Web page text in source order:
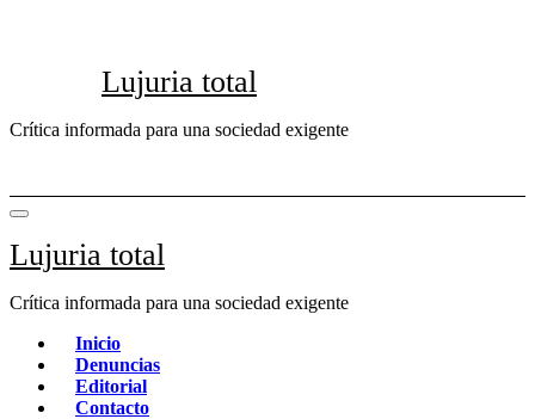
Lujuria total
Crítica informada para una sociedad exigente
Lujuria total
Crítica informada para una sociedad exigente
Inicio
Denuncias
Editorial
Contacto